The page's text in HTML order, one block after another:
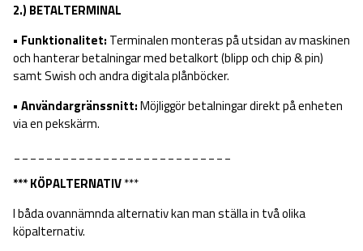
2.) BETALTERMINAL
• Funktionalitet: Terminalen monteras på utsidan av maskinen
och hanterar betalningar med betalkort (blipp och chip & pin)
samt Swish och andra digitala plånböcker.
• Användargränssnitt:Möjliggör betalningar direkt på enheten
via en pekskärm.
*** KÖPALTERNATIV***
I båda ovannämnda alternativ kan man ställa in två olika
köpalternativ.